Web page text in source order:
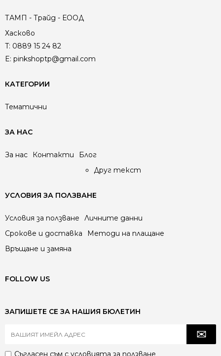
ТАМП - Трайд - ЕООД
Хасково
T: 0889 15 24 82
E: pinkshoptp@gmail.com
КАТЕГОРИИ
Тематични
ЗА НАС
За нас Контакти
Блог
Друг текст
УСЛОВИЯ ЗА ПОЛЗВАНЕ
Условия за ползване
Личните данни
Срокове и доставка
Методи на плащане
Връщане и замяна
FOLLOW US
ЗАПИШЕТЕ СЕ ЗА НАШИЯ БЮЛЕТИН
Съгласен съм с условията за ползване